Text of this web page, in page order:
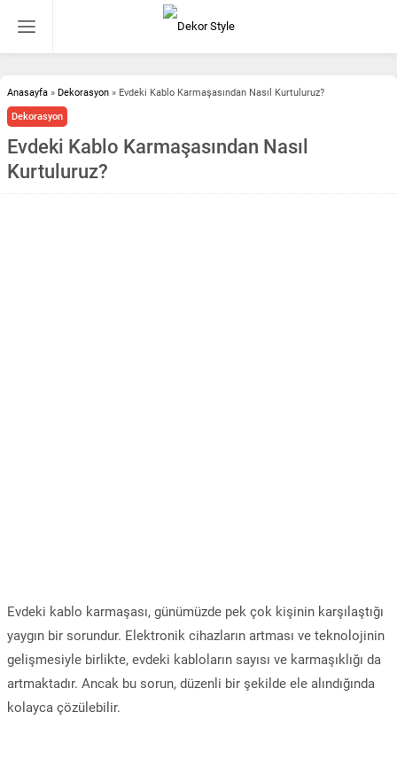
Anasayfa » Dekorasyon » Evdeki Kablo Karmaşasından Nasıl Kurtuluruz?
Dekorasyon
Evdeki Kablo Karmaşasından Nasıl
Kurtuluruz?
Evdeki kablo karmaşası, günümüzde pek çok kişinin karşılaştığı
yaygın bir sorundur. Elektronik cihazların artması ve teknolojinin
gelişmesiyle birlikte, evdeki kabloların sayısı ve karmaşıklığı da
artmaktadır. Ancak bu sorun, düzenli bir şekilde ele alındığında
kolayca çözülebilir.